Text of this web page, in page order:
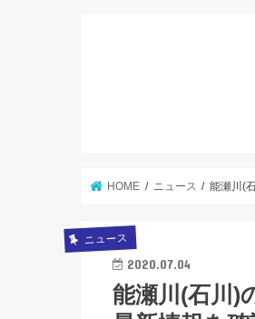
HOME ニュース 能瀬川(
ニュース
2020.07.04
能瀬川(石川)